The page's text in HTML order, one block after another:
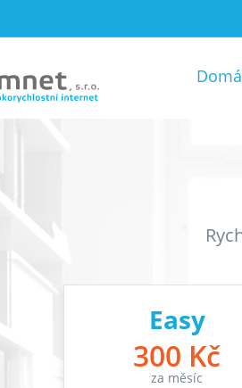
Easy
300 Kč
za měsíc